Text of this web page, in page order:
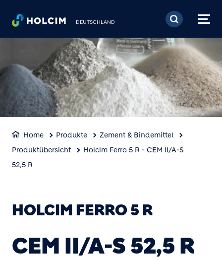
Direkt zum Inhalt
DEUTSCHLAND
Home Produkte
Zement & Bindemittel
Produktübersicht
Holcim Ferro 5 R - CEM II/A-S
52,5 R
HOLCIM FERRO 5 R
CEM II/A-S 52,5 R